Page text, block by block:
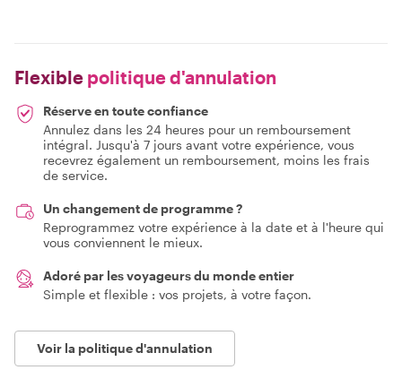
Flexible politique d'annulation
Réserve en toute confiance
Annulez dans les 24 heures pour un remboursement
intégral. Jusqu'à 7 jours avant votre expérience, vous
recevrez également un remboursement, moins les frais
de service.
Un changement de programme ?
Reprogrammez votre expérience à la date et à l'heure qui
vous conviennent le mieux.
Adoré par les voyageurs du monde entier
Simple et flexible : vos projets, à votre façon.
Voir la politique d'annulation